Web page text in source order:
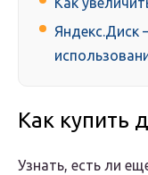
Яндекс.Диск
Как купить
Узнать, есть ли